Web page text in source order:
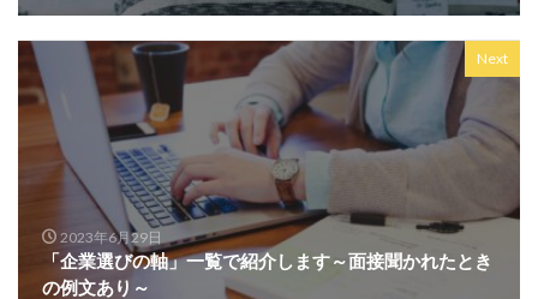
Next
2023年6月29日
「企業選びの軸」一覧で紹介します～面接聞かれたとき
の例文あり～